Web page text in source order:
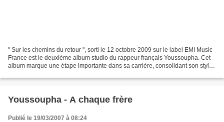
" Sur les chemins du retour ", sorti le 12 octobre 2009 sur le label EMI Music
France est le deuxième album studio du rappeur français Youssoupha. Cet
album marque une étape importante dans sa carrière, consolidant son style
Youssoupha - A chaque frère
Publié le 19/03/2007 à 08:24